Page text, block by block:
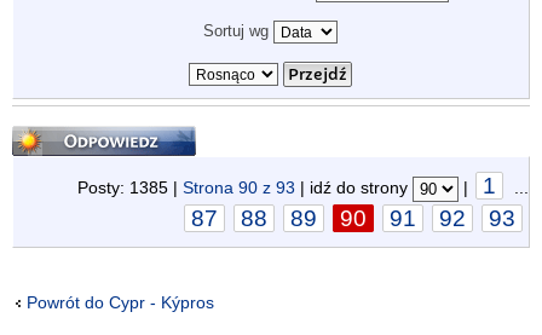
Sortuj wg
Odpowiedz
Posty: 1385 | Strona 90 z 93 | idź do strony | 1
87 88 89 90 91 92 93
Powrót do Cypr - Kýpros